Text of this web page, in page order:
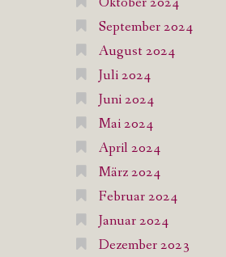
September 2024
August 2024
Juli 2024
Juni 2024
Mai 2024
April 2024
März 2024
Februar 2024
Januar 2024
Dezember 2023